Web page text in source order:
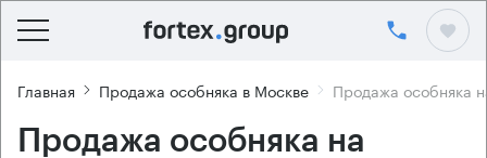
Главная Продажа особняка в Москве Продажа особняка
Продажа особняка на